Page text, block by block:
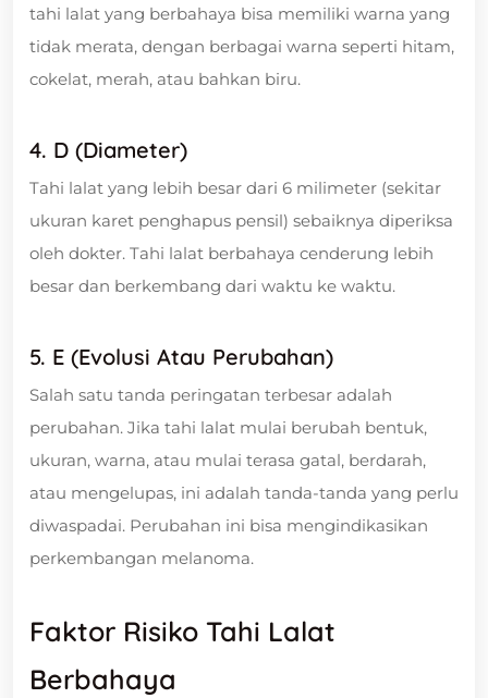
tahi lalat yang berbahaya bisa memiliki warna yang
tidak merata, dengan berbagai warna seperti hitam,
cokelat, merah, atau bahkan biru.
4. D (Diameter)
Tahi lalat yang lebih besar dari 6 milimeter (sekitar
ukuran karet penghapus pensil) sebaiknya diperiksa
oleh dokter. Tahi lalat berbahaya cenderung lebih
besar dan berkembang dari waktu ke waktu.
5. E (Evolusi Atau Perubahan)
Salah satu tanda peringatan terbesar adalah
perubahan. Jika tahi lalat mulai berubah bentuk,
ukuran, warna, atau mulai terasa gatal, berdarah,
atau mengelupas, ini adalah tanda-tanda yang perlu
diwaspadai. Perubahan ini bisa mengindikasikan
perkembangan melanoma.
Faktor Risiko Tahi Lalat
Berbahaya